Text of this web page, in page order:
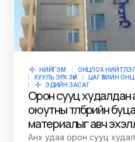
НИЙГЭМ ОНЦЛОХ
ХУУЛЬ ЭРХ ЗҮЙ
ЦАГ ҮЕИЙН
ЭДИЙН ЗАСАГ
Орон сууц худалдан
оюутны төлбөрийн
материалыг авч
Анх удаа орон сууц